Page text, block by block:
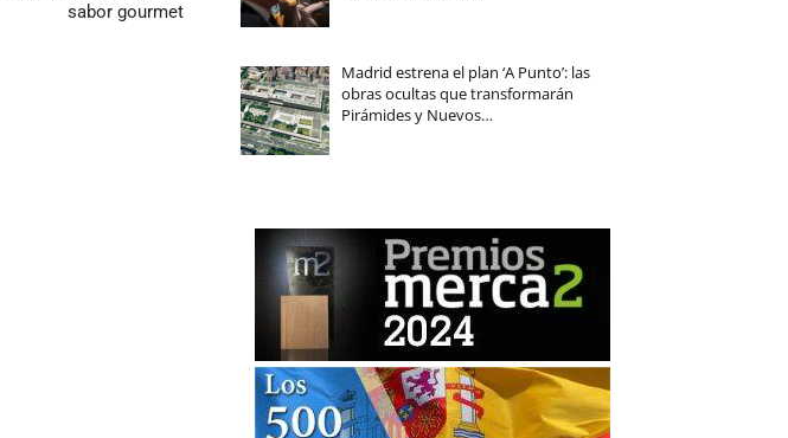
sabor gourmet
Madrid estrena el plan ‘A Punto’: las
obras ocultas que transformarán
Pirámides y Nuevos…